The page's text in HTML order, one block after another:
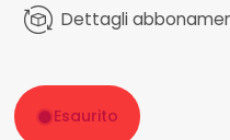
Dettagli
Esaurito